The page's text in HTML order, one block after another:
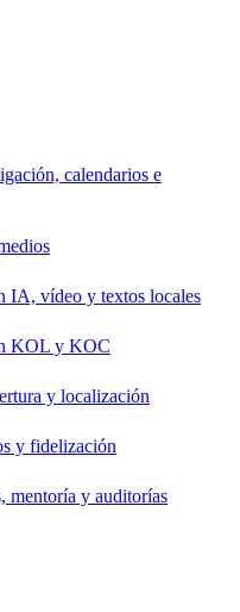
calendarios e
IA, vídeo y textos locales
KOL y KOC
y localización
y fidelización
mentoría y auditorías